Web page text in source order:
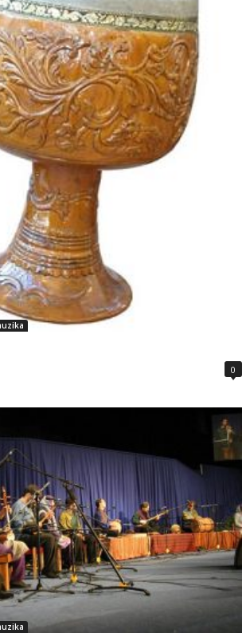
turista
Milad Teheran
Sahra
Šemsa Tabrizija i Mevlane
Dželaluddina
radionica filma za mlade Bosance i
djevojkama
0